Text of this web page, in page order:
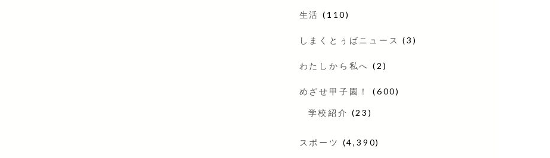
生活 (110)
しまくとぅばニュース (3)
わたしから私へ (2)
めざせ甲子園！ (600)
学校紹介 (23)
スポーツ (4,390)